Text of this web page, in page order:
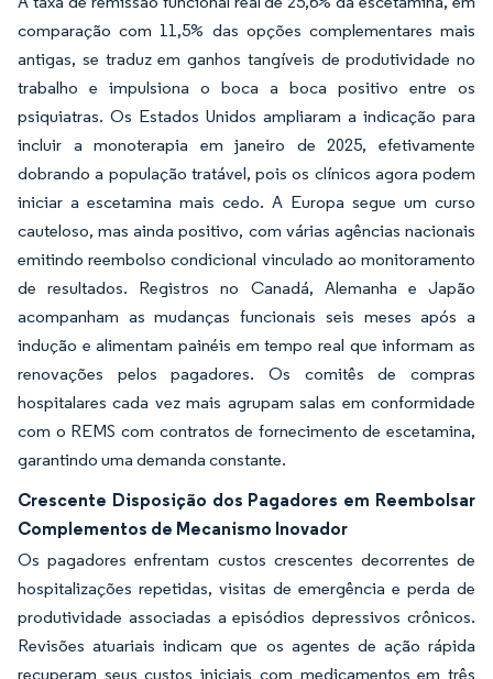
comparação com 11,5% das opções complementares mais
antigas, se traduz em ganhos tangíveis de produtividade no
trabalho e impulsiona o boca a boca positivo entre os
psiquiatras. Os Estados Unidos ampliaram a indicação para
incluir a monoterapia em janeiro de 2025, efetivamente
dobrando a população tratável, pois os clínicos agora podem
iniciar a escetamina mais cedo. A Europa segue um curso
cauteloso, mas ainda positivo, com várias agências nacionais
emitindo reembolso condicional vinculado ao monitoramento
de resultados. Registros no Canadá, Alemanha e Japão
acompanham as mudanças funcionais seis meses após a
indução e alimentam painéis em tempo real que informam as
renovações pelos pagadores. Os comitês de compras
hospitalares cada vez mais agrupam salas em conformidade
com o REMS com contratos de fornecimento de escetamina,
garantindo uma demanda constante.
Crescente Disposição dos Pagadores em Reembolsar
Complementos de Mecanismo Inovador
Os pagadores enfrentam custos crescentes decorrentes de
hospitalizações repetidas, visitas de emergência e perda de
produtividade associadas a episódios depressivos crônicos.
Revisões atuariais indicam que os agentes de ação rápida
recuperam seus custos iniciais com medicamentos em três